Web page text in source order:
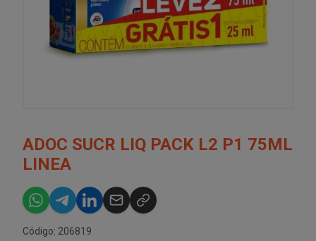
ADOC SUCR LIQ PACK L2 P1 75ML
LINEA
Código: 206819